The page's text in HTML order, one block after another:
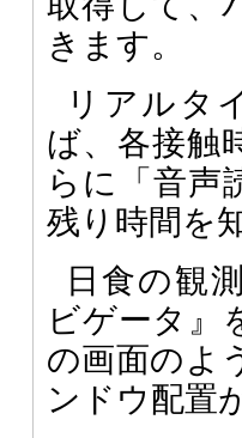
きます。
リアルタ
ば、各接触
らに「音声
残り時間を
日食の観
ビゲータ』
の画面のよ
ンドウ配置